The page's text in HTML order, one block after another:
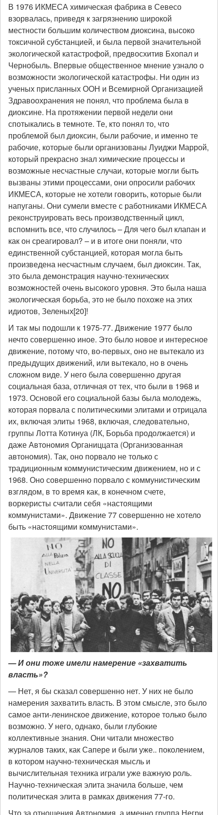
В 1976 ИКМЕСА химическая фабрика в Севесо
взорвалась, приведя к загрязнению широкой
местности большим количеством диоксина, высоко
токсичной субстанцией, и была первой значительной
экологической катастрофой, предвосхитив Бхопал и
Чернобыль. Впервые общественное мнение узнало о
возможности экологической катастрофы. Ни один из
ученых присланных ООН и Всемирной Организацией
Здравоохранения не понял, что проблема была в
диоксине. На протяжении первой недели они
спотыкались в темноте. Те, кто понял то, что
проблемой был диоксин, были рабочие, и именно те
рабочие, которые были организованы Луиджи Маррой,
который прекрасно знал химические процессы и
возможные несчастные случаи, которые могли быть
вызваны этими процессами, они опросили рабочих
ИКМЕСА, которые не хотели говорить, которые были
напуганы. Они сумели вместе с работниками ИКМЕСА
реконструировать весь производственный цикл,
вспомнить все, что случилось – Для чего был клапан и
как он среагировал? – и в итоге они поняли, что
единственной субстанцией, которая могла быть
произведена несчастным случаем, был диоксин. Так,
это была демонстрация научно-технических
возможностей очень высокого уровня. Это была наша
экологическая борьба, это не было похоже на этих
идиотов, Зеленых[20]!
И так мы подошли к 1975-77. Движение 1977 было
нечто совершенно иное. Это было новое и интересное
движение, потому что, во-первых, оно не вытекало из
предыдущих движений, или вытекало, но в очень
сложном виде. У него была совершенно другая
социальная база, отличная от тех, что были в 1968 и
1973. Основой его социальной базы была молодежь,
которая порвала с политическими элитами и отрицала
их, включая элиты 1968, включая, следовательно,
группы Лотта Котинуа (ЛК, Борьба продолжается) и
даже Автономия Органиццата (Организованная
автономия). Так, оно порвало не только с
традиционным коммунистическим движением, но и с
1968. Оно совершенно порвало с коммунистическим
взглядом, в то время как, в конечном счете,
воркеристы считали себя «настоящими
коммунистами». Движение 77 совершенно не хотело
быть «настоящими коммунистами».
— И они тоже имели намерение «захватить
власть»?
— Нет, я бы сказал совершенно нет. У них не было
намерения захватить власть. В этом смысле, это было
самое анти-ленинское движение, которое только было
возможно. У него, однако, были глубокие
коллективные знания. Они читали множество
журналов таких, как Сапере и были уже.. поколением,
в котором научно-техническая мысль и
вычислительная техника играли уже важную роль.
Научно-техническая элита значила больше, чем
политическая элита в рамках движения 77-го.